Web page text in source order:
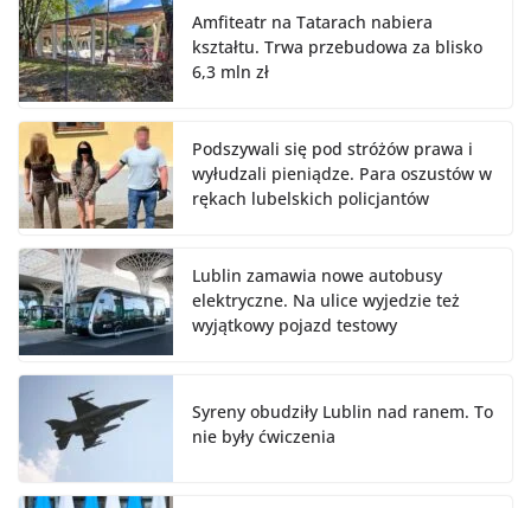
Amfiteatr na Tatarach nabiera
kształtu. Trwa przebudowa za blisko
6,3 mln zł
Podszywali się pod stróżów prawa i
wyłudzali pieniądze. Para oszustów w
rękach lubelskich policjantów
Lublin zamawia nowe autobusy
elektryczne. Na ulice wyjedzie też
wyjątkowy pojazd testowy
Syreny obudziły Lublin nad ranem. To
nie były ćwiczenia